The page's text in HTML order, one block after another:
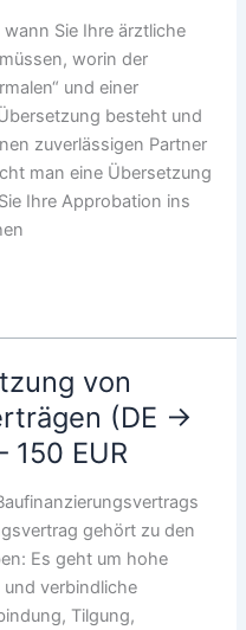
Sie Ihre ärztliche
worin der
und einer
besteht und
zuverlässigen Partner
man eine Übersetzung
Ihre Approbation ins
von
(DE →
150 EUR
gehört zu den
Es geht um hohe
verbindliche
Tilgung,